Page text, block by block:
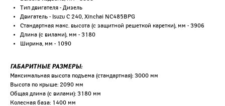
Тип двигателя - Дизель
Двигатель - Isuzu C 240, Xinchai NC485BPG
Стандартная макс. высота (с защитной решеткой каретки), мм - 3906
Длина (с вилами), мм - 3180
Ширина, мм - 1090
ГАБАРИТНЫЕ РАЗМЕРЫ:
Максимальная высота подъема (стандартная): 3000 мм
Высота по крыше: 2090 мм
Общая длина (с вилами): 3180 мм
Колесная база: 1400 мм